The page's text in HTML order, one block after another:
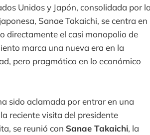
Unidos y Japón, consolidada por la
Sanae Takaichi, se centra en
directamente el casi monopolio de
marca una nueva era en la
pero pragmática en lo económico
sido aclamada por entrar en una
reciente visita del presidente
se reunió con Sanae Takaichi, la